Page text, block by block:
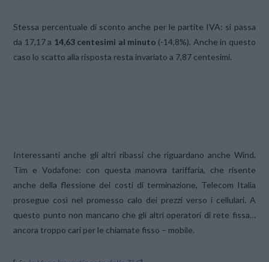
Stessa percentuale di sconto anche per le partite IVA: si passa
da 17,17 a 14,63 centesimi al minuto (-14,8%). Anche in questo
caso lo scatto alla risposta resta invariato a 7,87 centesimi.
Interessanti anche gli altri ribassi che riguardano anche Wind,
Tim e Vodafone: con questa manovra tariffaria, che risente
anche della flessione dei costi di terminazione, Telecom Italia
prosegue così nel promesso calo dei prezzi verso i cellulari. A
questo punto non mancano che gli altri operatori di rete fissa…
ancora troppo cari per le chiamate fisso – mobile.